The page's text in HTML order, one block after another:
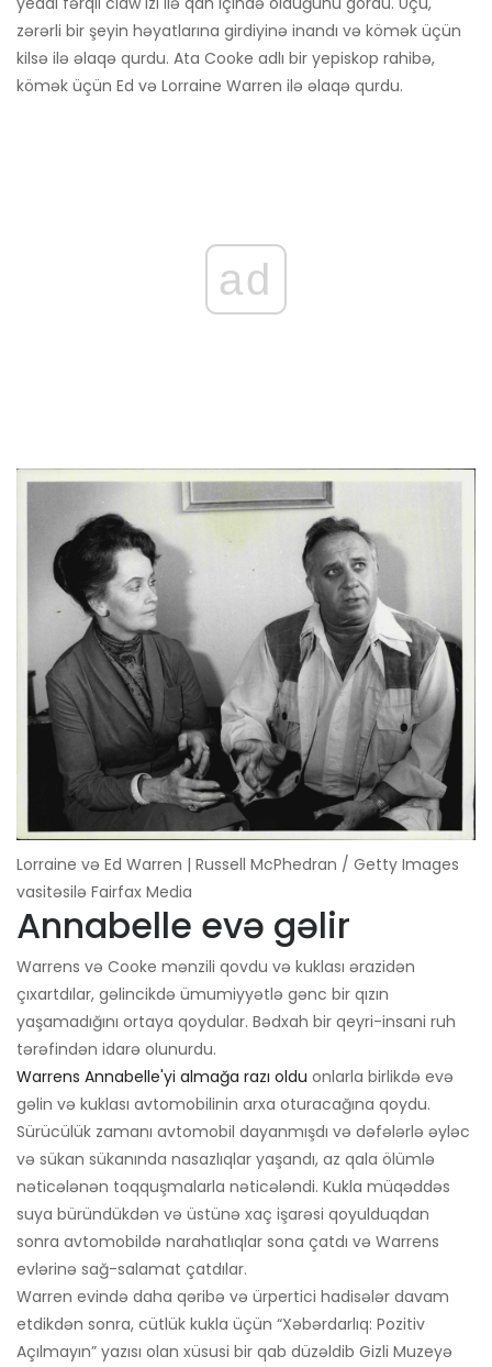
zərərli bir şeyin həyatlarına girdiyinə inandı və kömək üçün
kilsə ilə əlaqə qurdu. Ata Cooke adlı bir yepiskop rahibə,
kömək üçün Ed və Lorraine Warren ilə əlaqə qurdu.
ad
Lorraine və Ed Warren | Russell McPhedran / Getty Images
vasitəsilə Fairfax Media
Annabelle evə gəlir
Warrens və Cooke mənzili qovdu və kuklası ərazidən
çıxartdılar, gəlincikdə ümumiyyətlə gənc bir qızın
yaşamadığını ortaya qoydular. Bədxah bir qeyri-insani ruh
tərəfindən idarə olunurdu.
Warrens Annabelle'yi almağa razı oldu onlarla birlikdə evə
gəlin və kuklası avtomobilinin arxa oturacağına qoydu.
Sürücülük zamanı avtomobil dayanmışdı və dəfələrlə əyləc
və sükan sükanında nasazlıqlar yaşandı, az qala ölümlə
nəticələnən toqquşmalarla nəticələndi. Kukla müqəddəs
suya büründükdən və üstünə xaç işarəsi qoyulduqdan
sonra avtomobildə narahatlıqlar sona çatdı və Warrens
evlərinə sağ-salamat çatdılar.
Warren evində daha qəribə və ürpertici hadisələr davam
etdikdən sonra, cütlük kukla üçün “Xəbərdarlıq: Pozitiv
Açılmayın” yazısı olan xüsusi bir qab düzəldib Gizli Muzeyə